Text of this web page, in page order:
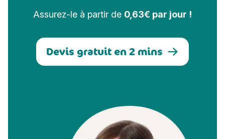
Assurez-le à partir de 0,63€ par jour !
Devis gratuit en 2 mins